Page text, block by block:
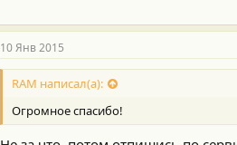
10 Янв 2015
RAM написал(а):
Огромное спасибо!